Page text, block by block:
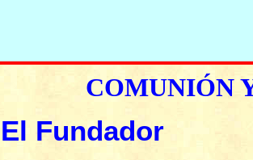
COMUNIÓN
El Fundador